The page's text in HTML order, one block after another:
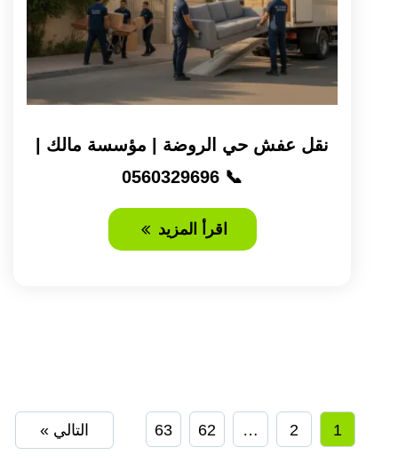
نقل عفش حي الروضة | مؤسسة مالك |
📞 0560329696
اقرأ المزيد
1
2
…
62
63 التالي »